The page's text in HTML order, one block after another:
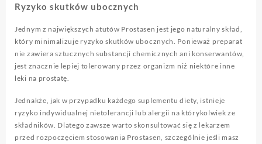
Ryzyko skutków ubocznych
Jednym z największych atutów Prostasen jest jego naturalny skład,
który minimalizuje ryzyko skutków ubocznych. Ponieważ preparat
nie zawiera sztucznych substancji chemicznych ani konserwantów,
jest znacznie lepiej tolerowany przez organizm niż niektóre inne
leki na prostatę.
Jednakże, jak w przypadku każdego suplementu diety, istnieje
ryzyko indywidualnej nietolerancji lub alergii na którykolwiek ze
składników. Dlatego zawsze warto skonsultować się z lekarzem
przed rozpoczęciem stosowania Prostasen, szczególnie jeśli masz